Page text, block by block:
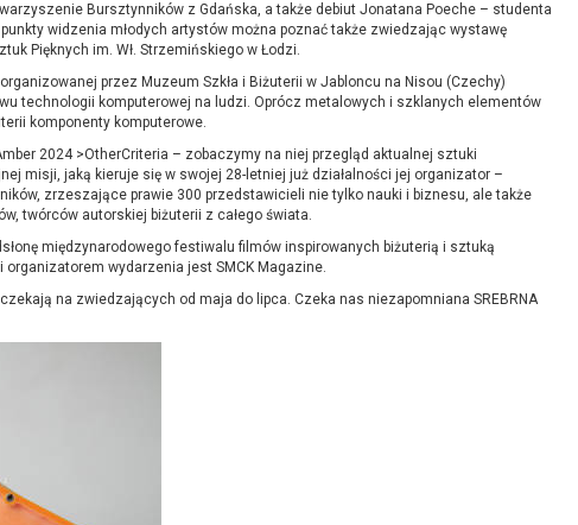
Bursztynników z Gdańska, a także debiut Jonatana Poeche – studenta
widzenia młodych artystów można poznać także zwiedzając wystawę
Pięknych im. Wł. Strzemińskiego w Łodzi.
przez Muzeum Szkła i Biżuterii w Jabloncu na Nisou (Czechy)
technologii komputerowej na ludzi. Oprócz metalowych i szklanych elementów
komponenty komputerowe.
2024 >OtherCriteria – zobaczymy na niej przegląd aktualnej sztuki
misji, jaką kieruje się w swojej 28-letniej już działalności jej organizator –
zrzeszające prawie 300 przedstawicieli nie tylko nauki i biznesu, ale także
twórców autorskiej biżuterii z całego świata.
międzynarodowego festiwalu filmów inspirowanych biżuterią i sztuką
organizatorem wydarzenia jest SMCK Magazine.
na zwiedzających od maja do lipca. Czeka nas niezapomniana SREBRNA